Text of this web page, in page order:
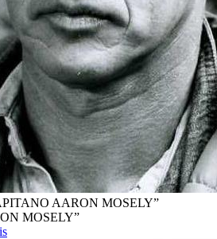
AARON MOSELY”
MOSELY”